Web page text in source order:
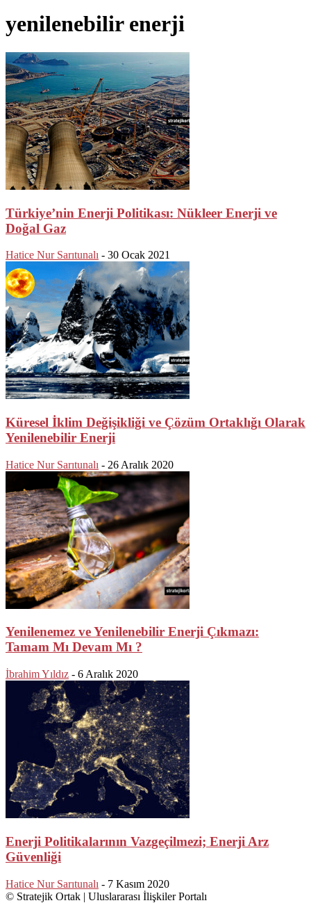
yenilenebilir enerji
Türkiye’nin Enerji Politikası: Nükleer Enerji ve
Doğal Gaz
Hatice Nur Sarıtunalı - 30 Ocak 2021
Küresel İklim Değişikliği ve Çözüm Ortaklığı Olarak
Yenilenebilir Enerji
Hatice Nur Sarıtunalı - 26 Aralık 2020
Yenilenemez ve Yenilenebilir Enerji Çıkmazı:
Tamam Mı Devam Mı ?
İbrahim Yıldız - 6 Aralık 2020
Enerji Politikalarının Vazgeçilmezi; Enerji Arz
Güvenliği
Hatice Nur Sarıtunalı - 7 Kasım 2020
© Stratejik Ortak | Uluslararası İlişkiler Portalı